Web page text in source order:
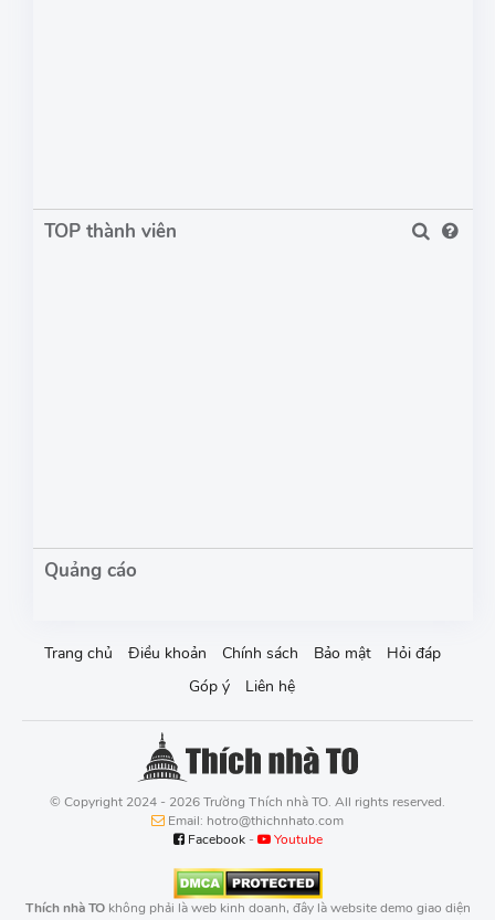
TOP thành viên
Trang chủ Điều khoản Chính sách Bảo mật
Hỏi đáp
Góp ý
Liên hệ
© Copyright 2024 - 2026 Trường Thích nhà TO. All rights reserved.
Email: hotro@thichnhato.com
Facebook- Youtube
Thích nhà TOkhông phải là web kinh doanh, đây là website demo giao diện